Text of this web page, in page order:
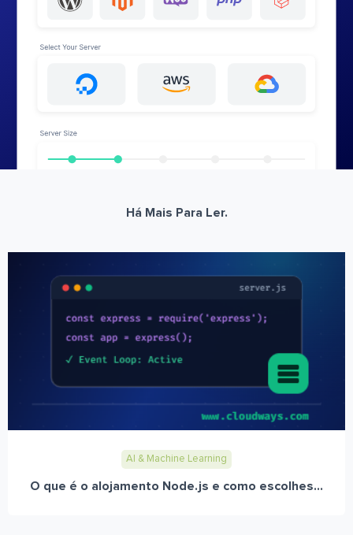
Há Mais Para Ler.
AI & Machine Learning
O que é o alojamento Node.js e como escolhes...